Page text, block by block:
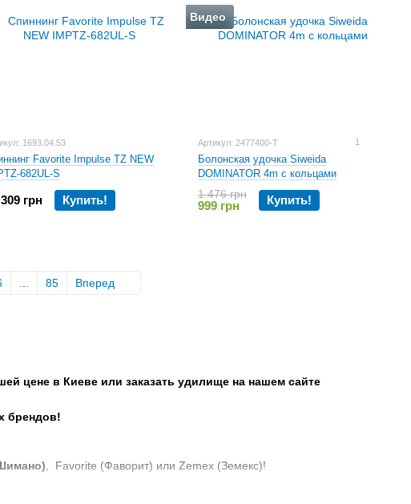
цене в Киеве или заказать удилище на нашем сайте
брендов!
, Favorite (Фаворит) или Zemex (Земекс)!
1693.04.53
Favorite Impulse TZ NEW
682UL-S
грн Купить!
Видео
Артикул: 2477400-Т 1
Болонская удочка Siweida
DOMINATOR 4m с кольцами
1 476 грн
999 грн Купить!
85 Вперед